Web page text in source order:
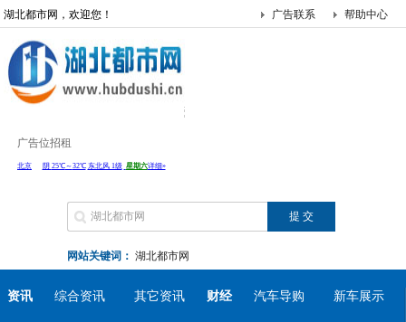
湖北都市网，欢迎您！ 帮助中心
广告联系
广告位招租
网站关键词： 湖北都市网
资讯 综合资讯 其它资讯 财经 汽车导购 新车展示